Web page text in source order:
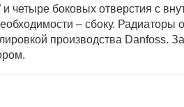
и четыре боковых отверстия с
– сбоку.
производства Danfoss.